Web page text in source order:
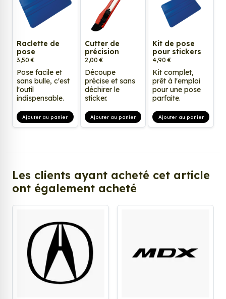
Raclette de
pose
3,50 €
Pose facile et
sans bulle, c'est
l'outil
indispensable.
Ajouter au panier
Cutter de
précision
2,00 €
Découpe
précise et sans
déchirer le
sticker.
Ajouter au panier
Kit de pose
pour stickers
4,90 €
Kit complet,
prêt à l'emploi
pour une pose
parfaite.
Ajouter au panier
Les clients ayant acheté cet article
ont également acheté